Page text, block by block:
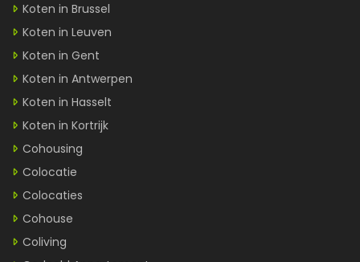
Koten in Brussel
Koten in Leuven
Koten in Gent
Koten in Antwerpen
Koten in Hasselt
Koten in Kortrijk
Cohousing
Colocatie
Colocaties
Cohouse
Coliving